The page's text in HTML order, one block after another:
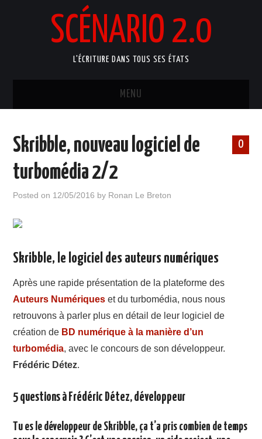
SCÉNARIO 2.0
L'ÉCRITURE DANS TOUS SES ÉTATS
MENU
ATELIERS ARTISTIQUES
CONTACT
0
Skribble, nouveau logiciel de
turbomédia 2/2
Posted on 12/05/2016 by Ronan Le Breton
Skribble, le logiciel des auteurs numériques
Après une rapide présentation de la plateforme des
Auteurs Numériques et du turbomédia, nous nous
retrouvons à parler plus en détail de leur logiciel de
création de BD numérique à la manière d’un
turbomédia, avec le concours de son développeur.
Frédéric Détez.
5 questions à Frédéric Détez, développeur
Tu es le développeur de Skribble, ça t’a pris combien de temps